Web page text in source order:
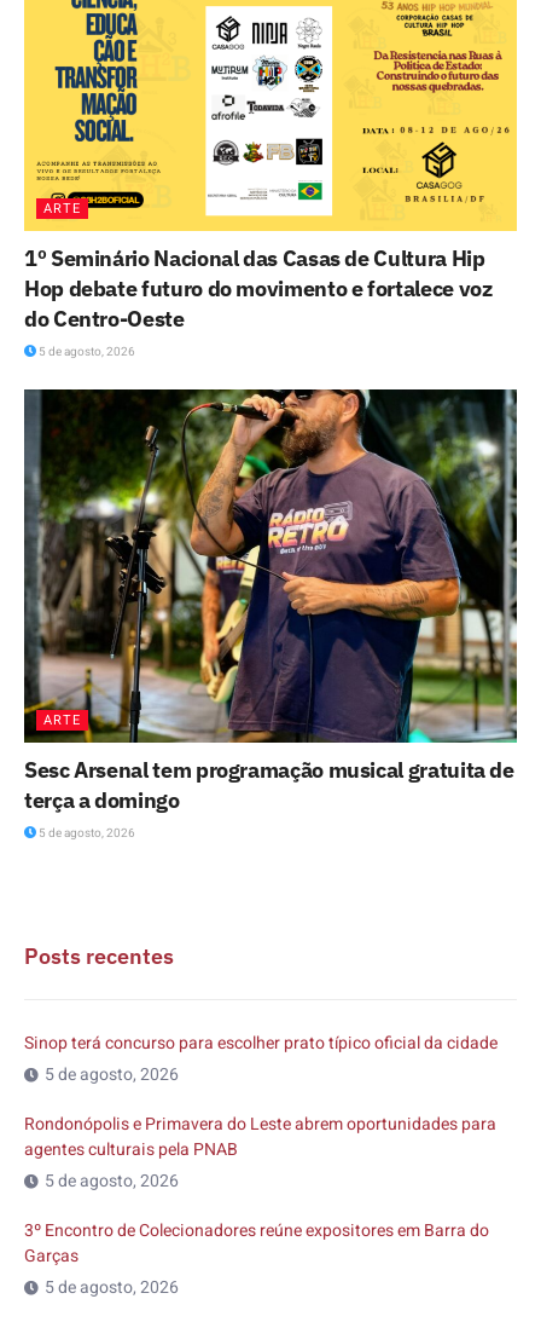
ARTE
1º Seminário Nacional das Casas de Cultura Hip
Hop debate futuro do movimento e fortalece voz
do Centro-Oeste
5 de agosto, 2026
ARTE
Sesc Arsenal tem programação musical gratuita de
terça a domingo
5 de agosto, 2026
Posts recentes
Sinop terá concurso para escolher prato típico oficial da cidade
5 de agosto, 2026
Rondonópolis e Primavera do Leste abrem oportunidades para
agentes culturais pela PNAB
5 de agosto, 2026
3º Encontro de Colecionadores reúne expositores em Barra do
Garças
5 de agosto, 2026